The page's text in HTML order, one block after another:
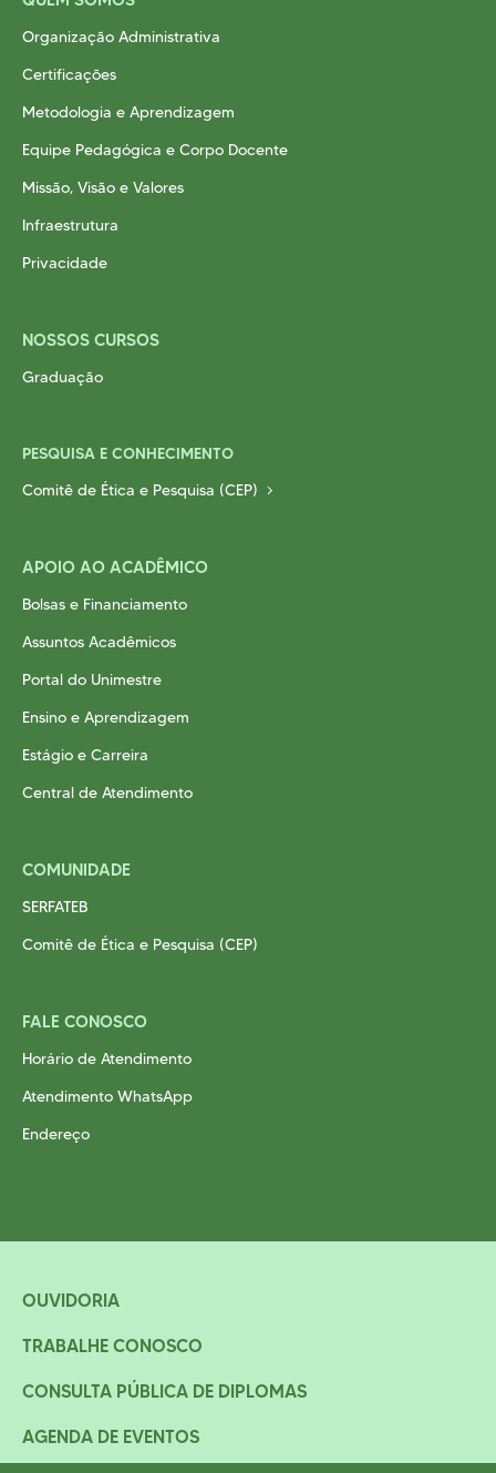
Organização Administrativa
Certificações
Metodologia e Aprendizagem
Equipe Pedagógica e Corpo Docente
Missão, Visão e Valores
Infraestrutura
Privacidade
NOSSOS CURSOS
Graduação
PESQUISA E CONHECIMENTO
Comitê de Ética e Pesquisa (CEP)
APOIO AO ACADÊMICO
Bolsas e Financiamento
Assuntos Acadêmicos
Portal do Unimestre
Ensino e Aprendizagem
Estágio e Carreira
Central de Atendimento
COMUNIDADE
SERFATEB
Comitê de Ética e Pesquisa (CEP)
FALE CONOSCO
Horário de Atendimento
Atendimento WhatsApp
Endereço
OUVIDORIA
TRABALHE CONOSCO
CONSULTA PÚBLICA DE DIPLOMAS
AGENDA DE EVENTOS